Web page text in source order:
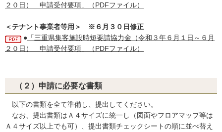
２０日） 申請受付要項」（PDFファイル）
＜テナント事業者等用＞
※６月３０日修正
● 「三重県集客施設時短要請協力金（令和３年６月１日～６月
２０日） 申請受付要項」（PDFファイル）
（２）申請に必要な書類
以下の書類を全て準備し、提出してください。
なお、提出書類はＡ４サイズに統一し（図面やフロアマップ等は
Ａ４サイズ以上でも可）、提出書類チェックシートの順に並べ替え